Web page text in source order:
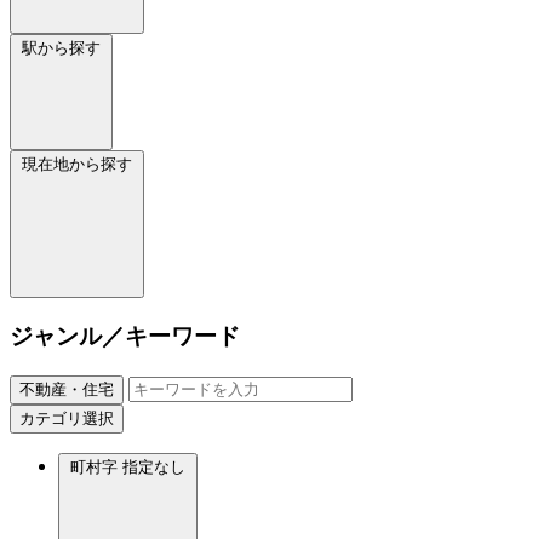
駅から探す
現在地から探す
ジャンル／キーワード
不動産・住宅
カテゴリ選択
町村字 指定なし